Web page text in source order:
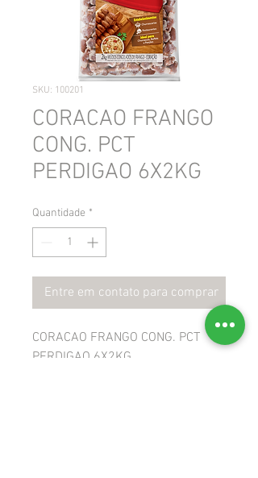
SKU: 100201
CORACAO FRANGO
CONG. PCT
PERDIGAO 6X2KG
Quantidade *
Entre em contato para comprar
CORACAO FRANGO CONG. PCT
PERDIGAO 6X2KG